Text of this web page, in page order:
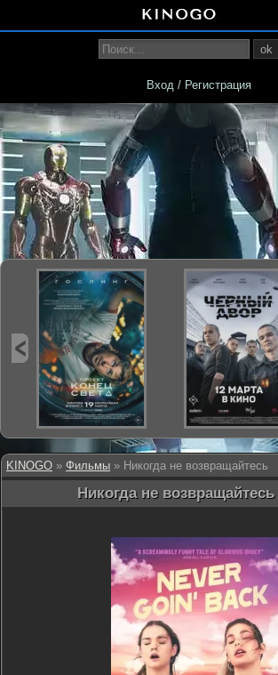
KINOGO » Фильмы » Никогда не возвращайтесь
Никогда не возвращайтесь
ok
Вход / Регистрация